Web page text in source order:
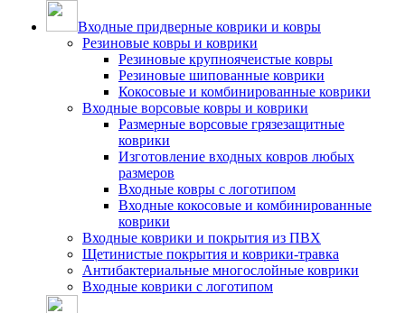
Входные придверные коврики и ковры
Резиновые ковры и коврики
Резиновые крупноячеистые ковры
Резиновые шипованные коврики
Кокосовые и комбинированные коврики
Входные ворсовые ковры и коврики
Размерные ворсовые грязезащитные
коврики
Изготовление входных ковров любых
размеров
Входные ковры с логотипом
Входные кокосовые и комбинированные
коврики
Входные коврики и покрытия из ПВХ
Щетинистые покрытия и коврики-травка
Антибактериальные многослойные коврики
Входные коврики с логотипом